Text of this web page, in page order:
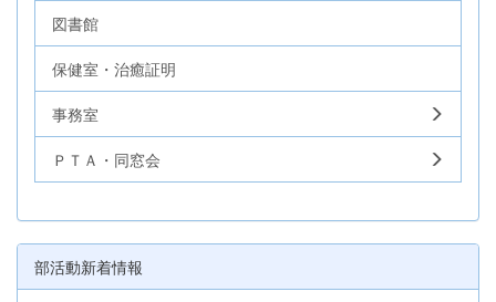
図書館
保健室・治癒証明
事務室
ＰＴＡ・同窓会
部活動新着情報